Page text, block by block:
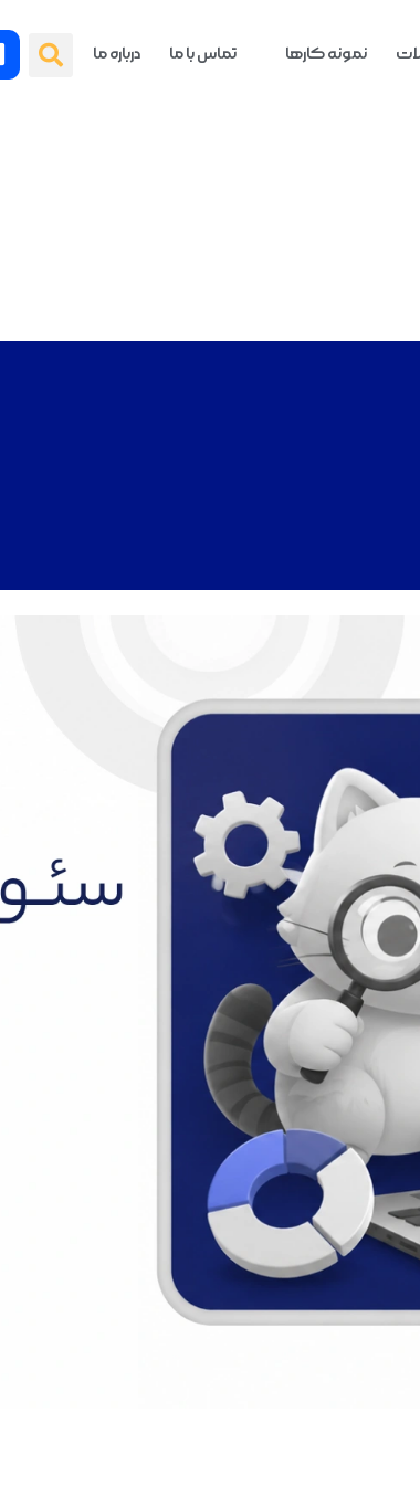
نمونه کارها تماس با ما درباره ما